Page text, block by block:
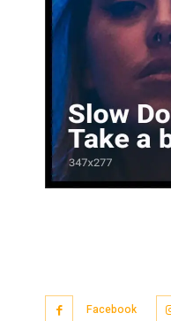
Facebook